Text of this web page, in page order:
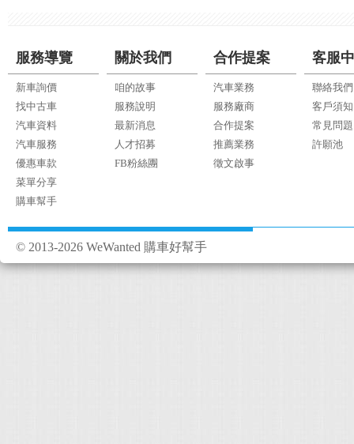
服務導覽
新車詢價
找中古車
汽車資料
汽車服務
優惠車款
菜單分享
購車幫手
關於我們
咱的故事
服務說明
最新消息
人才招募
FB粉絲團
合作提案
汽車業務
服務廠商
合作提案
推薦業務
徵文啟事
客服
聯絡我們
客戶須知
常見問題
許願池
© 2013-2026 WeWanted 購車好幫手